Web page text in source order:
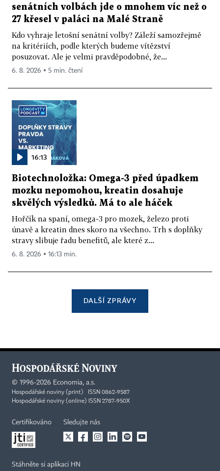
senátních volbách jde o mnohem víc než o
27 křesel v paláci na Malé Straně
Kdo vyhraje letošní senátní volby? Záleží samozřejmě
na kritériích, podle kterých budeme vítězství
posuzovat. Ale je velmi pravděpodobné, že...
6. 8. 2026 ▪ 5 min. čtení
16:13
Biotechnoložka: Omega-3 před úpadkem
mozku nepomohou, kreatin dosahuje
skvělých výsledků. Má to ale háček
Hořčík na spaní, omega-3 pro mozek, železo proti
únavě a kreatin dnes skoro na všechno. Trh s doplňky
stravy slibuje řadu benefitů, ale které z...
6. 8. 2026 ▪ 16:13 min.
DALŠÍ ZPRÁVY
© 1996-2026 Economia, a.s.
Hospodářské noviny (print) ISSN 0862-9587
Hospodářské noviny (online) ISSN 2787-950X
Certifikováno Sledujte nás
Stáhněte si aplikaci HN